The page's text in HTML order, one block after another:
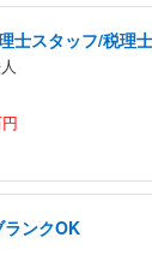
士スタッフ/税理
ランクOK